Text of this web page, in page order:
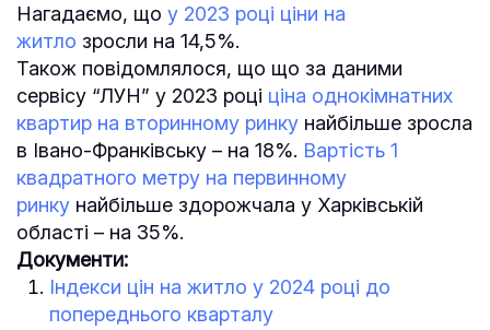
Нагадаємо, що у 2023 році ціни на
житло зросли на 14,5%.
Також повідомлялося, що що за даними
сервісу “ЛУН” у 2023 році ціна однокімнатних
квартир на вторинному ринку найбільше зросла
в Івано-Франківську – на 18%. Вартість 1
квадратного метру на первинному
ринку найбільше здорожчала у Харківській
області – на 35%.
Документи:
Індекси цін на житло у 2024 році до
попереднього кварталу